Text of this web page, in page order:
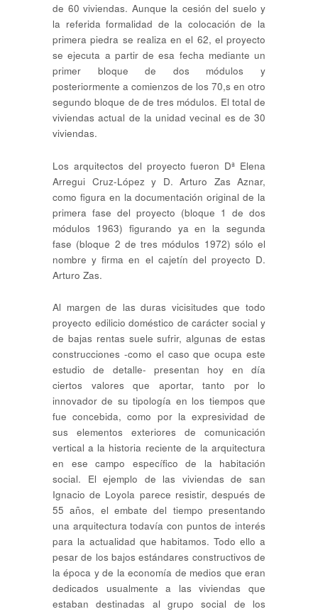
de 60 viviendas. Aunque la cesión del suelo y
la referida formalidad de la colocación de la
primera piedra se realiza en el 62, el proyecto
se ejecuta a partir de esa fecha mediante un
primer bloque de dos módulos y
posteriormente a comienzos de los 70,s en otro
segundo bloque de de tres módulos. El total de
viviendas actual de la unidad vecinal es de 30
viviendas.
Los arquitectos del proyecto fueron Dª Elena
Arregui Cruz-López y D. Arturo Zas Aznar,
como figura en la documentación original de la
primera fase del proyecto (bloque 1 de dos
módulos 1963) figurando ya en la segunda
fase (bloque 2 de tres módulos 1972) sólo el
nombre y firma en el cajetín del proyecto D.
Arturo Zas.
Al margen de las duras vicisitudes que todo
proyecto edilicio doméstico de carácter social y
de bajas rentas suele sufrir, algunas de estas
construcciones -como el caso que ocupa este
estudio de detalle- presentan hoy en día
ciertos valores que aportar, tanto por lo
innovador de su tipología en los tiempos que
fue concebida, como por la expresividad de
sus elementos exteriores de comunicación
vertical a la historia reciente de la arquitectura
en ese campo específico de la habitación
social. El ejemplo de las viviendas de san
Ignacio de Loyola parece resistir, después de
55 años, el embate del tiempo presentando
una arquitectura todavía con puntos de interés
para la actualidad que habitamos. Todo ello a
pesar de los bajos estándares constructivos de
la época y de la economía de medios que eran
dedicados usualmente a las viviendas que
estaban destinadas al grupo social de los